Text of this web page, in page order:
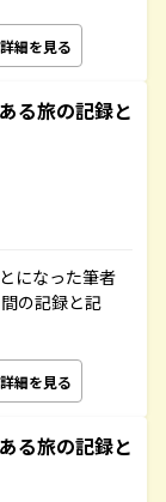
詳細を見る
る旅の記録と
になった筆者
の記録と記
詳細を見る
る旅の記録と